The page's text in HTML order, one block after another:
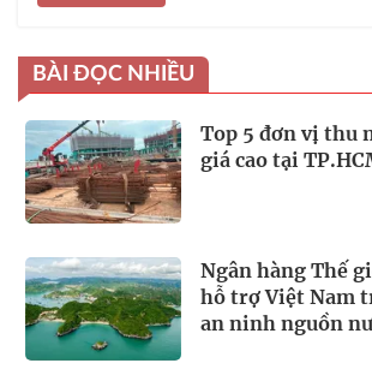
BÀI ĐỌC NHIỀU
Top 5 đơn vị thu
giá cao tại
Ngân hàng Thế
hỗ trợ Việt Nam
an ninh nguồn